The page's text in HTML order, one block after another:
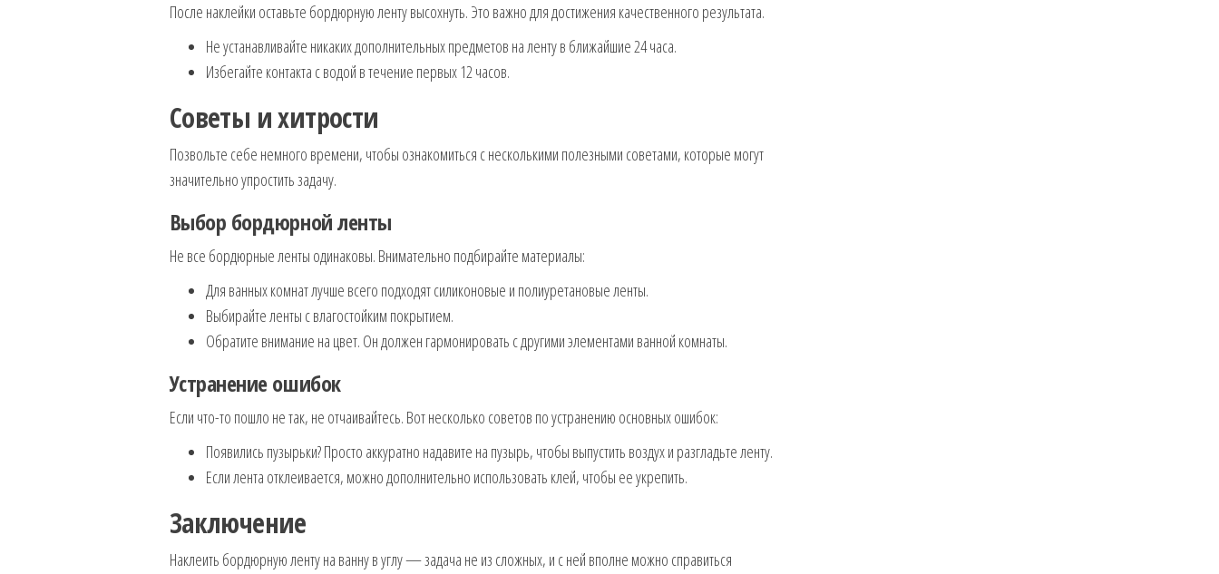
После наклейки оставьте бордюрную ленту высохнуть. Это важно для достижения качественного результата.
Не устанавливайте никаких дополнительных предметов на ленту в ближайшие 24 часа.
Избегайте контакта с водой в течение первых 12 часов.
Советы и хитрости
Позвольте себе немного времени, чтобы ознакомиться с несколькими полезными советами, которые могут
значительно упростить задачу.
Выбор бордюрной ленты
Не все бордюрные ленты одинаковы. Внимательно подбирайте материалы:
Для ванных комнат лучше всего подходят силиконовые и полиуретановые ленты.
Выбирайте ленты с влагостойким покрытием.
Обратите внимание на цвет. Он должен гармонировать с другими элементами ванной комнаты.
Устранение ошибок
Если что-то пошло не так, не отчаивайтесь. Вот несколько советов по устранению основных ошибок:
Появились пузырьки? Просто аккуратно надавите на пузырь, чтобы выпустить воздух и разгладьте ленту.
Если лента отклеивается, можно дополнительно использовать клей, чтобы ее укрепить.
Заключение
Наклеить бордюрную ленту на ванну в углу — задача не из сложных, и с ней вполне можно справиться